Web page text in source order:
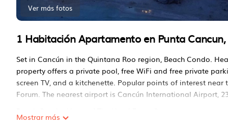
Ver más fotos
1 Habitación Apartamento en Punta
Set in Cancún in the Quintana Roo region, Beach Condo.
property offers a private pool, free WiFi and free private
screen TV, and a kitchenette. Popular points of interest
Forum. The nearest airport is Cancún International Airport,
Mostrar más